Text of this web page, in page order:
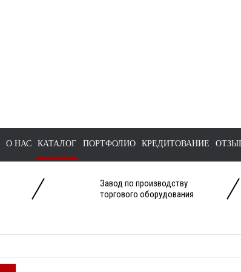
О НАС КАТАЛОГ ПОРТФОЛИО КРЕДИТОВАНИЕ
Завод по производству
торгового оборудования